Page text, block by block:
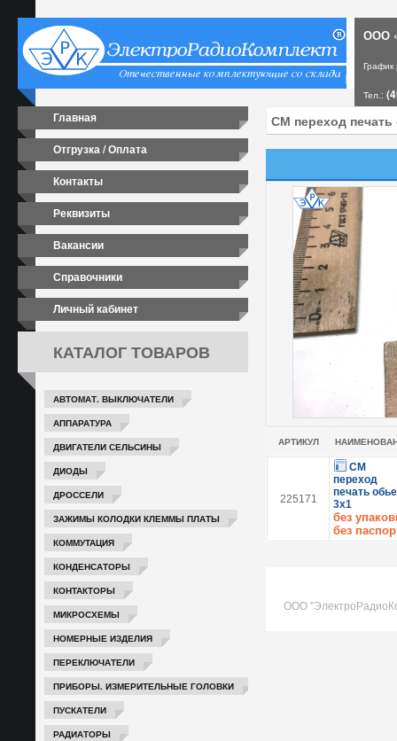
ООО
Тел.:
Главная
Отгрузка / Оплата
Контакты
Реквизиты
Вакансии
Справочники
Личный кабинет
КАТАЛОГ ТОВАРОВ
АВТОМАТ. ВЫКЛЮЧАТЕЛИ
АППАРАТУРА
ДВИГАТЕЛИ СЕЛЬСИНЫ
ДИОДЫ
ДРОССЕЛИ
ЗАЖИМЫ КОЛОДКИ КЛЕММЫ ПЛАТЫ
КОММУТАЦИЯ
КОНДЕНСАТОРЫ
КОНТАКТОРЫ
МИКРОСХЕМЫ
НОМЕРНЫЕ ИЗДЕЛИЯ
ПЕРЕКЛЮЧАТЕЛИ
ПРИБОРЫ. ИЗМЕРИТЕЛЬНЫЕ ГОЛОВКИ
ПУСКАТЕЛИ
РАДИАТОРЫ
АРТИКУЛ
225171
СМ
переход
печать
3х1
без
без
ООО